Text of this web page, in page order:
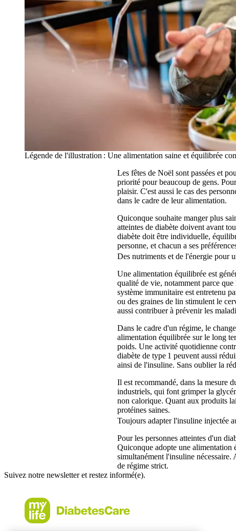
Légende de l'illustration : Une alimentation saine et équilibrée
Les fêtes de Noël sont passées et
priorité pour beaucoup de gens.
plaisir. C'est aussi le cas des
dans le cadre de leur alimentation.
Quiconque souhaite manger plus
atteintes de diabète doivent avant
diabète doit être individuelle,
personne, et chacun a ses
Des nutriments et de l'énergie pour
Une alimentation équilibrée est
qualité de vie, notamment parce
système immunitaire est entretenu
ou des graines de lin stimulent le
aussi contribuer à prévenir les
Dans le cadre d'un régime, le
alimentation équilibrée sur le long
poids. Une activité quotidienne
diabète de type 1 peuvent aussi
ainsi de l'insuline. Sans oublier la
Il est recommandé, dans la mesure
industriels, qui font grimper la
non calorique. Quant aux produits
protéines saines.
Toujours adapter l'insuline injectée
Pour les personnes atteintes d'un
Quiconque adopte une
simultanément l'insuline nécessaire.
de régime strict.
Suivez notre newsletter et restez informé(e).